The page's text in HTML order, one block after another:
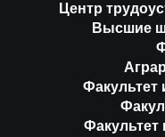
Центр
Высшие
Факультет
Факультет